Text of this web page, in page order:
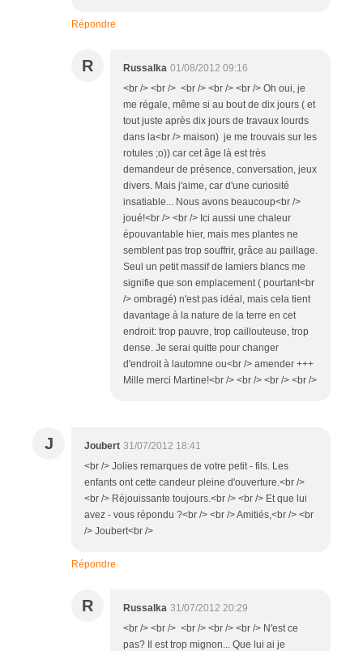
Répondre
R Russalka 01/08/2012 09:16
<br /> <br /> <br /> <br /> <br /> Oh oui, je
me régale, même si au bout de dix jours ( et
tout juste après dix jours de travaux lourds
dans la<br /> maison) je me trouvais sur les
rotules ;o)) car cet âge là est très
demandeur de présence, conversation, jeux
divers. Mais j'aime, car d'une curiosité
insatiable... Nous avons beaucoup<br />
joué!<br /> <br /> Ici aussi une chaleur
épouvantable hier, mais mes plantes ne
semblent pas trop souffrir, grâce au paillage.
Seul un petit massif de lamiers blancs me
signifie que son emplacement ( pourtant<br
/> ombragé) n'est pas idéal, mais cela tient
davantage à la nature de la terre en cet
endroit: trop pauvre, trop caillouteuse, trop
dense. Je serai quitte pour changer
d'endroit à lautomne ou<br /> amender +++
Mille merci Martine!<br /> <br /> <br /> <br />
J Joubert 31/07/2012 18:41
<br /> Jolies remarques de votre petit - fils. Les
enfants ont cette candeur pleine d'ouverture.<br />
<br /> Réjouissante toujours.<br /> <br /> Et que lui
avez - vous répondu ?<br /> <br /> Amitiés,<br /> <br
/> Joubert<br />
Répondre
R Russalka 31/07/2012 20:29
<br /> <br /> <br /> <br /> <br /> N'est ce
pas? Il est trop mignon... Que lui ai je